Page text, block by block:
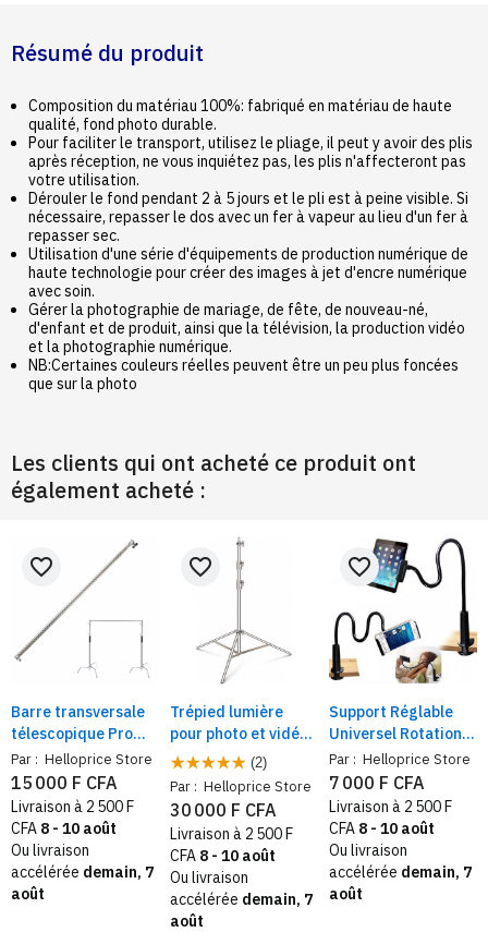
Résumé du produit
Composition du matériau 100%: fabriqué en matériau de haute
qualité, fond photo durable.
Pour faciliter le transport, utilisez le pliage, il peut y avoir des plis
après réception, ne vous inquiétez pas, les plis n'affecteront pas
votre utilisation.
Dérouler le fond pendant 2 à 5 jours et le pli est à peine visible. Si
nécessaire, repasser le dos avec un fer à vapeur au lieu d'un fer à
repasser sec.
Utilisation d'une série d'équipements de production numérique de
haute technologie pour créer des images à jet d'encre numérique
avec soin.
Gérer la photographie de mariage, de fête, de nouveau-né,
d'enfant et de produit, ainsi que la télévision, la production vidéo
et la photographie numérique.
NB:Certaines couleurs réelles peuvent être un peu plus foncées
que sur la photo
Les clients qui ont acheté ce produit ont
également acheté :
Barre transversale
télescopique Pro
pour toile de fond ,
robuste et réglable,
3 m, en acier
inoxydable, 3
sections
Par : Helloprice Store
favorite_border
15 000 F CFA
Livraison à 2 500 F
CFA 8 - 10 août
Ou livraison
accélérée demain, 7
août
Trépied lumière
pour photo et vidéo
H 2,8 m robustes en
acier inoxydable
(2)
Par : Helloprice Store
favorite_border
30 000 F CFA
Livraison à 2 500 F
CFA 8 - 10 août
Ou livraison
accélérée demain, 7
août
Support Réglable
Universel Rotation
360° pour
Smartphone et
tablette
Par : Helloprice Store
favorite_border
7 000 F CFA
Livraison à 2 500 F
CFA 8 - 10 août
Ou livraison
accélérée demain, 7
août